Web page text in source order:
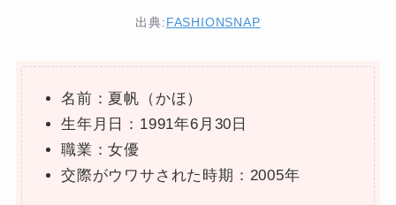
出典: FASHIONSNAP
名前：夏帆（かほ）
生年月日：1991年6月30日
職業：女優
交際がウワサされた時期：2005年